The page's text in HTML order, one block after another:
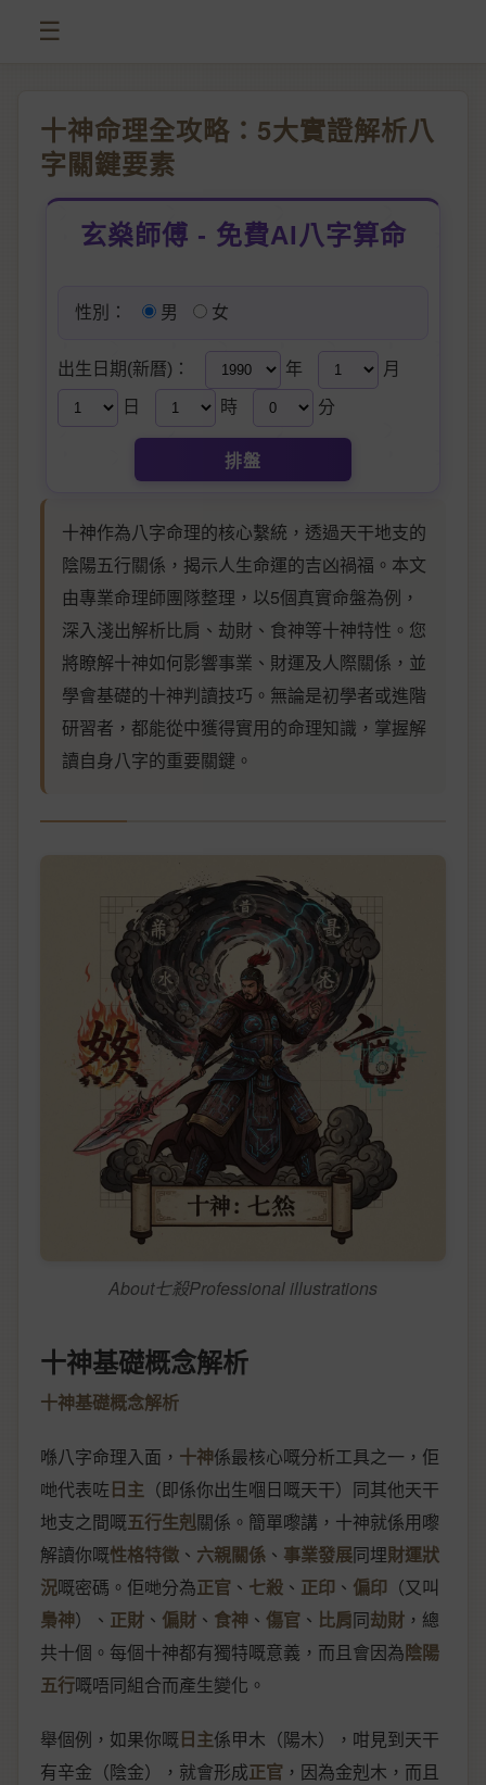
☰
十神命理全攻略：5大實證解析八
字關鍵要素
玄燊師傅 - 免費AI八字算命
性別： 男 女
出生日期(新曆)： 年 月
日 時 分
排盤
十神作為八字命理的核心繫統，透過天干地支的
陰陽五行關係，揭示人生命運的吉凶禍福。本文
由專業命理師團隊整理，以5個真實命盤為例，
深入淺出解析比肩、劫財、食神等十神特性。您
將瞭解十神如何影響事業、財運及人際關係，並
學會基礎的十神判讀技巧。無論是初學者或進階
研習者，都能從中獲得實用的命理知識，掌握解
讀自身八字的重要關鍵。
About七殺Professional illustrations
十神基礎概念解析
十神基礎概念解析
喺八字命理入面， 十神係最核心嘅分析工具之一，佢
哋代表咗日主 （即係你出生嗰日嘅天干）同其他天干
地支之間嘅五行生剋關係。簡單嚟講，十神就係用嚟
解讀你嘅性格特徵 、 六親關係 、 事業發展同埋財運狀
況嘅密碼。佢哋分為正官 、 七殺 、 正印 、 偏印 （又叫
梟神）、 正財 、 偏財 、 食神 、 傷官 、 比肩同劫財 ，總
共十個。每個十神都有獨特嘅意義，而且會因為陰陽
五行嘅唔同組合而產生變化。
舉個例，如果你嘅日主係甲木（陽木），咁見到天干
有辛金（陰金），就會形成正官 ，因為金剋木，而且